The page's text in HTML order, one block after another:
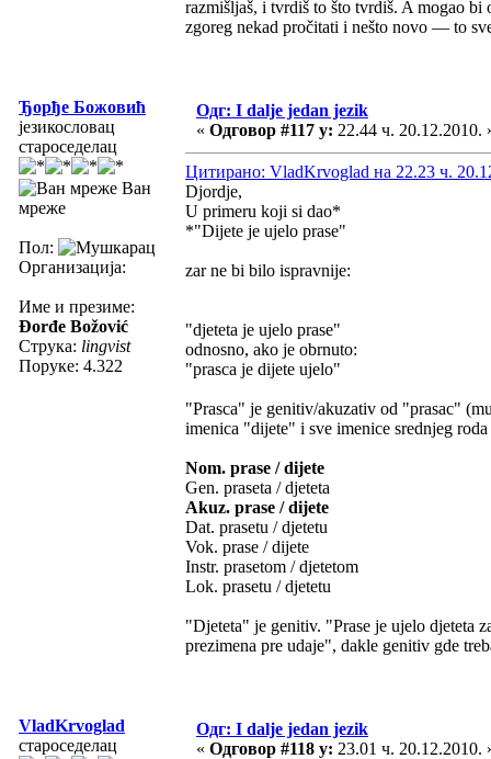
razmišljaš, i tvrdiš to što tvrdiš. A mogao
zgoreg nekad pročitati i nešto novo — to
Ђорђе Божовић
језикословац
староседелац
Ван
мреже
Пол:
Организација:
Име и презиме:
Đorđe Božović
Струка: lingvist
Поруке: 4.322
Одг: I dalje jedan jezik
« Одговор #117 у: 22.44 ч. 20.12.2010.
Цитирано: VladKrvoglad на 22.23 ч.
Djordje,
U primeru koji si dao*
*"Dijete je ujelo prase"
zar ne bi bilo ispravnije:
"djeteta je ujelo prase"
odnosno, ako je obrnuto:
"prasca je dijete ujelo"
"Prasca" je genitiv/akuzativ od "prasac"
imenica "dijete" i sve imenice srednjeg
Nom. prase / dijete
Gen. praseta / djeteta
Akuz. prase / dijete
Dat. prasetu / djetetu
Vok. prase / dijete
Instr. prasetom / djetetom
Lok. prasetu / djetetu
"Djeteta" je genitiv. "Prase je ujelo djeteta
prezimena pre udaje", dakle genitiv gde
VladKrvoglad
староседелац
Одг: I dalje jedan jezik
« Одговор #118 у: 23.01 ч. 20.12.2010.